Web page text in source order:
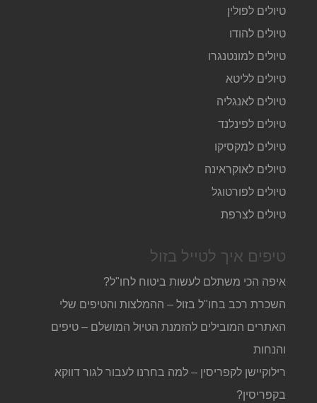
טיולים לפולין
טיולים להודו
טיולים למונטנגרו
טיולים לליטא
טיולים לאנגליה
טיולים לפינלנד
טיולים למקסיקו
טיולים לאוקראינה
טיולים לפורטוגל
טיולים לצרפת
טיפים איך לטייל בזול
איפה הכי משתלם לעשות ביטוח לחו"ל?
השכרת רכב בחו"ל בזול – ההמלצות והטיפים שלי
האתרים המובילים להזמנת הטיול המושלם – טיפים
והנחות
רילוקיישן לקפריסין – למה בחרנו לעבור לגור דווקא
בקפריסין?